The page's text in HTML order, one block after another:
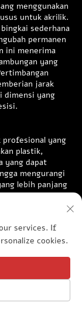
menggunakan
untuk akrilik.
sederhana
permanen
ini menerima
yang
jarak
dimensi yang
profesional yang
plastik,
yang dapat
mengurangi
lebih panjang
dalam jangka
alternatif
Setiap lembaran
kejernihan,
andal yang
solusi
services. If
cookies.